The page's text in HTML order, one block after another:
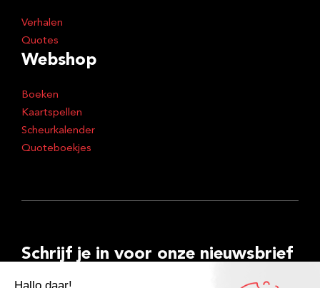
Verhalen
Quotes
Webshop
Boeken
Kaartspellen
Scheurkalender
Quoteboekjes
Schrijf je in voor onze nieuwsbrief